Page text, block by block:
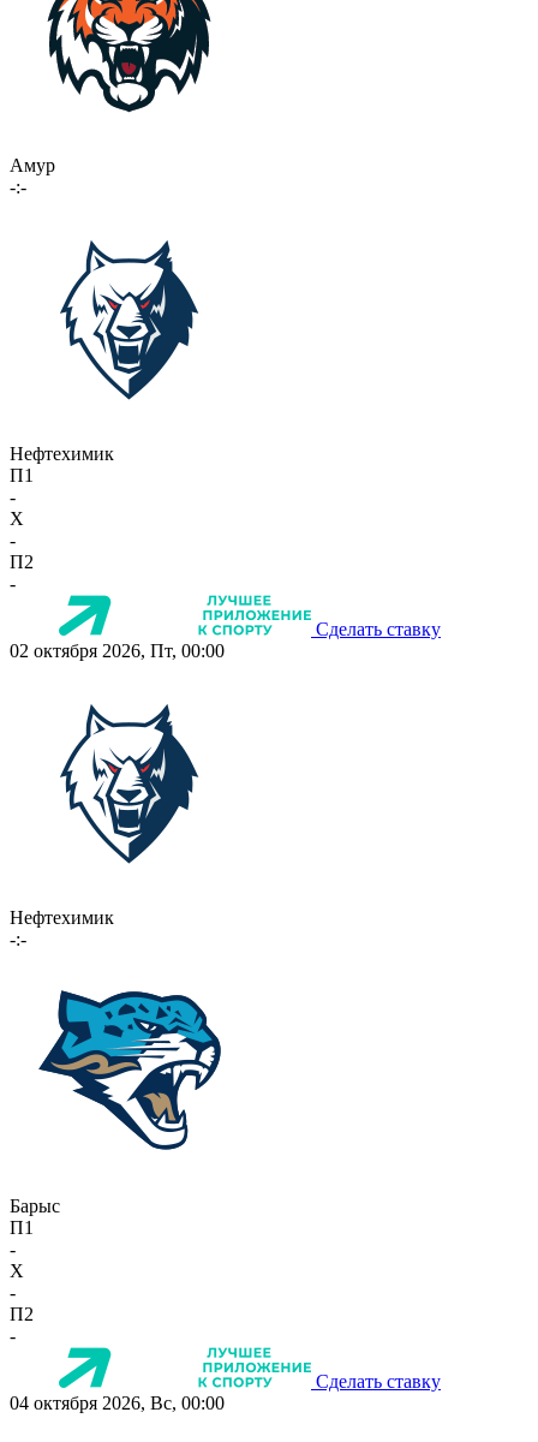
Амур
-:-
Нефтехимик
П1
-
X
-
П2
-
Сделать ставку
02 октября 2026, Пт, 00:00
Нефтехимик
-:-
Барыс
П1
-
X
-
П2
-
Сделать ставку
04 октября 2026, Вс, 00:00